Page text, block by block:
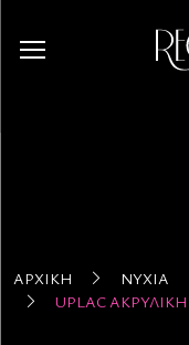
ΑΡΧΙΚΉ ΝΎΧΙΑ
UPLAC